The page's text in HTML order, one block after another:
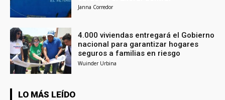
Janna Corredor
4.000 viviendas entregará el Gobierno
nacional para garantizar hogares
seguros a familias en riesgo
Wuinder Urbina
LO MÁS LEÍDO